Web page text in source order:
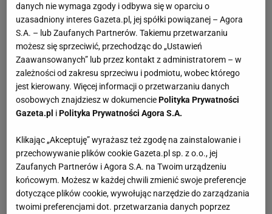
danych nie wymaga zgody i odbywa się w oparciu o
uzasadniony interes Gazeta.pl, jej spółki powiązanej – Agora
S.A. – lub Zaufanych Partnerów. Takiemu przetwarzaniu
możesz się sprzeciwić, przechodząc do „Ustawień
Zaawansowanych” lub przez kontakt z administratorem – w
zależności od zakresu sprzeciwu i podmiotu, wobec którego
jest kierowany. Więcej informacji o przetwarzaniu danych
osobowych znajdziesz w dokumenciePolityka Prywatności
Gazeta.pl iPolityka Prywatności Agora S.A.
Klikając „Akceptuję” wyrażasz też zgodę na zainstalowanie i
przechowywanie plików cookie Gazeta.pl sp. z o.o., jej
Zaufanych Partnerów i Agora S.A. na Twoim urządzeniu
końcowym. Możesz w każdej chwili zmienić swoje preferencje
dotyczące plików cookie, wywołując narzędzie do zarządzania
twoimi preferencjami dot. przetwarzania danych poprzez